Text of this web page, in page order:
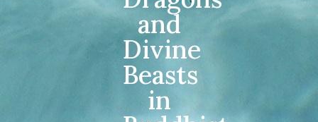
and
Divine
Beasts
in